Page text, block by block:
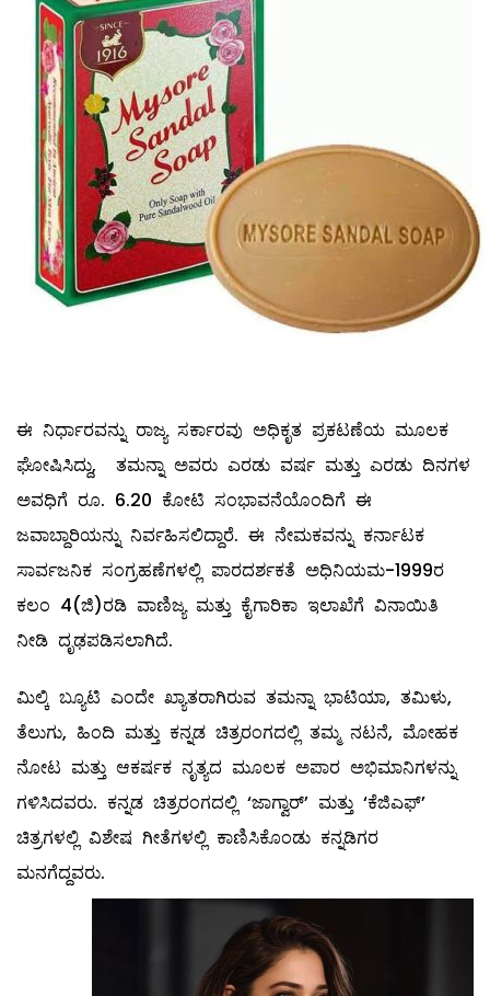
ಈ ನಿರ್ಧಾರವನ್ನು ರಾಜ್ಯ ಸರ್ಕಾರವು ಅಧಿಕೃತ ಪ್ರಕಟಣೆಯ ಮೂಲಕ
ಘೋಷಿಸಿದ್ದು, ತಮನ್ನಾ ಅವರು ಎರಡು ವರ್ಷ ಮತ್ತು ಎರಡು ದಿನಗಳ
ಅವಧಿಗೆ ರೂ. 6.20 ಕೋಟಿ ಸಂಭಾವನೆಯೊಂದಿಗೆ ಈ
ಜವಾಬ್ದಾರಿಯನ್ನು ನಿರ್ವಹಿಸಲಿದ್ದಾರೆ. ಈ ನೇಮಕವನ್ನು ಕರ್ನಾಟಕ
ಸಾರ್ವಜನಿಕ ಸಂಗ್ರಹಣೆಗಳಲ್ಲಿ ಪಾರದರ್ಶಕತೆ ಅಧಿನಿಯಮ-1999ರ
ಕಲಂ 4(ಜಿ)ರಡಿ ವಾಣಿಜ್ಯ ಮತ್ತು ಕೈಗಾರಿಕಾ ಇಲಾಖೆಗೆ ವಿನಾಯಿತಿ
ನೀಡಿ ದೃಢಪಡಿಸಲಾಗಿದೆ.
ಮಿಲ್ಕಿ ಬ್ಯೂಟಿ ಎಂದೇ ಖ್ಯಾತರಾಗಿರುವ ತಮನ್ನಾ ಭಾಟಿಯಾ, ತಮಿಳು,
ತೆಲುಗು, ಹಿಂದಿ ಮತ್ತು ಕನ್ನಡ ಚಿತ್ರರಂಗದಲ್ಲಿ ತಮ್ಮ ನಟನೆ, ಮೋಹಕ
ನೋಟ ಮತ್ತು ಆಕರ್ಷಕ ನೃತ್ಯದ ಮೂಲಕ ಅಪಾರ ಅಭಿಮಾನಿಗಳನ್ನು
ಗಳಿಸಿದವರು. ಕನ್ನಡ ಚಿತ್ರರಂಗದಲ್ಲಿ ‘ಜಾಗ್ವಾರ್’ ಮತ್ತು ‘ಕೆಜಿಎಫ್’
ಚಿತ್ರಗಳಲ್ಲಿ ವಿಶೇಷ ಗೀತೆಗಳಲ್ಲಿ ಕಾಣಿಸಿಕೊಂಡು ಕನ್ನಡಿಗರ
ಮನಗೆದ್ದವರು.